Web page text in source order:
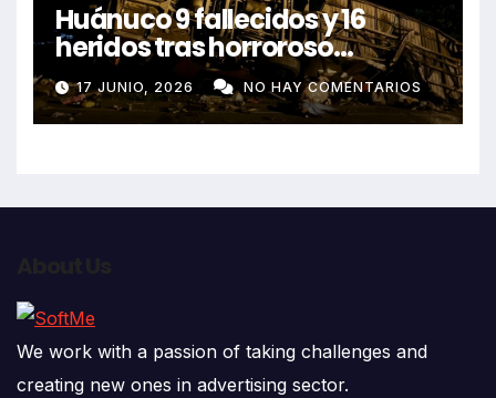
Huánuco 9 fallecidos y 16
heridos tras horroroso
despiste de bus Real Chancas
que impactó contra vivienda
17 JUNIO, 2026 NO HAY COMENTARIOS
We work with a passion of taking challenges and
creating new ones in advertising sector.